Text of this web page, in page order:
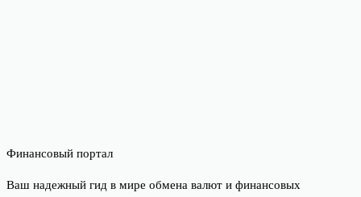
Финансовый портал
Ваш надежный гид в мире обмена валют и финансовых